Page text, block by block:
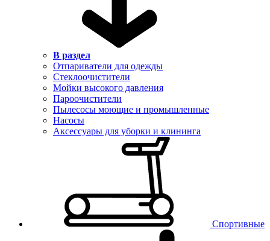
В раздел
Отпариватели для одежды
Стеклоочистители
Мойки высокого давления
Пароочистители
Пылесосы моющие и промышленные
Насосы
Аксессуары для уборки и клининга
Спортивные